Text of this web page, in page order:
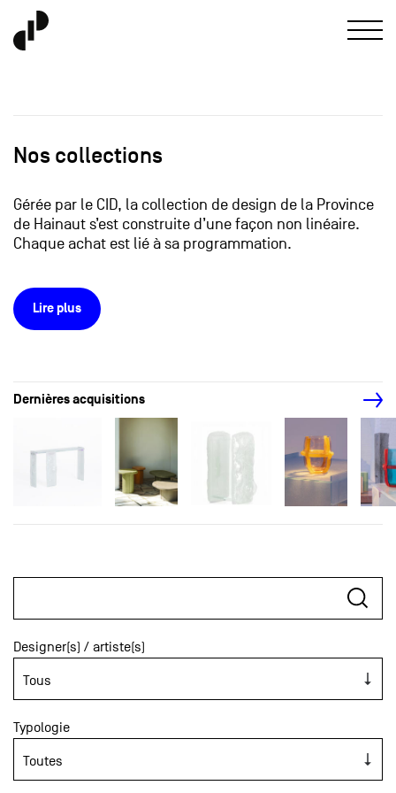
Nos collections
Gérée par le CID, la collection de design de la Province
de Hainaut s’est construite d’une façon non linéaire.
Chaque achat est lié à sa programmation.
Lire plus
Dernières acquisitions
Designer(s) / artiste(s)
Typologie